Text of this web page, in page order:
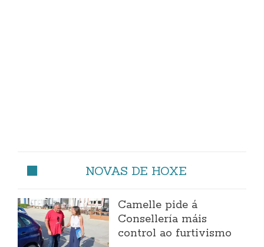
NOVAS DE HOXE
Camelle pide á
Consellería máis
control ao furtivismo